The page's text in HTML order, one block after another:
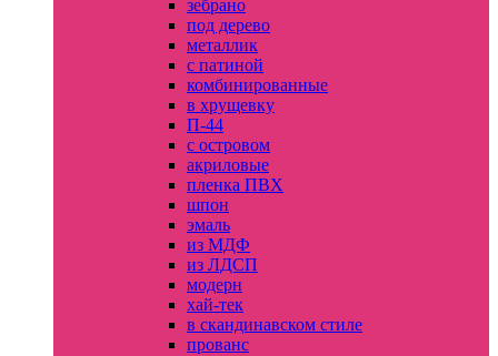
зебрано
под дерево
металлик
с патиной
комбинированные
в хрущевку
П-44
с островом
акриловые
пленка ПВХ
шпон
эмаль
из МДФ
из ЛДСП
модерн
хай-тек
в скандинавском стиле
прованс